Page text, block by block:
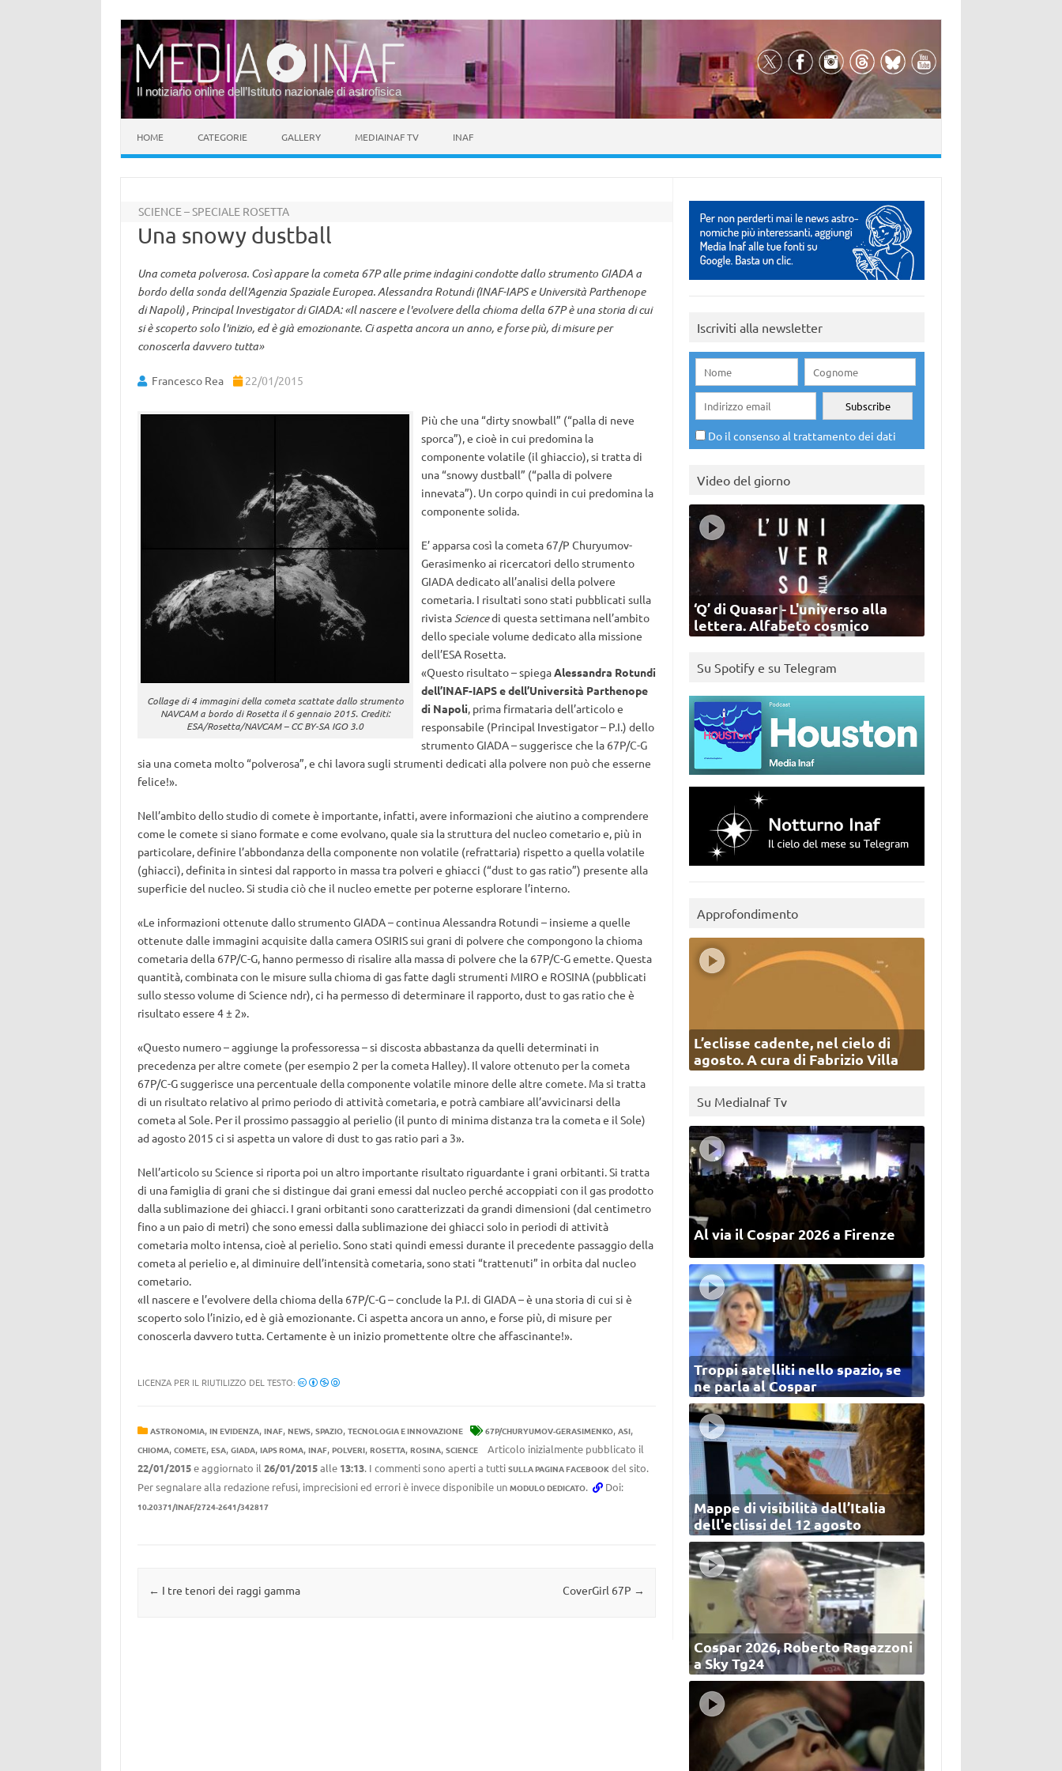
Il notiziario online dell’Istituto nazionale di astrofisica
HOME CATEGORIE GALLERY MEDIAINAF TV INAF
SCIENCE – SPECIALE ROSETTA
Una snowy dustball
Una cometa polverosa. Così appare la cometa 67P alle prime indagini condotte dallo strumento GIADA a
bordo della sonda dell'Agenzia Spaziale Europea. Alessandra Rotundi (INAF-IAPS e Università Parthenope
di Napoli) , Principal Investigator di GIADA: «Il nascere e l'evolvere della chioma della 67P è una storia di cui
si è scoperto solo l'inizio, ed è già emozionante. Ci aspetta ancora un anno, e forse più, di misure per
conoscerla davvero tutta»
Francesco Rea 22/01/2015
Collage di 4 immagini della cometa scattate dallo strumento
NAVCAM a bordo di Rosetta il 6 gennaio 2015. Crediti:
ESA/Rosetta/NAVCAM – CC BY-SA IGO 3.0
Più che una “dirty snowball” (“palla di neve
sporca”), e cioè in cui predomina la
componente volatile (il ghiaccio), si tratta di
una “snowy dustball” (“palla di polvere
innevata”). Un corpo quindi in cui predomina la
componente solida.
E’ apparsa così la cometa 67/P Churyumov-
Gerasimenko ai ricercatori dello strumento
GIADA dedicato all’analisi della polvere
cometaria. I risultati sono stati pubblicati sulla
rivistaSciencedi questa settimana nell’ambito
dello speciale volume dedicato alla missione
dell’ESA Rosetta.
«Questo risultato – spiegaAlessandra Rotundi
dell’INAF-IAPS e dell’Università Parthenope
di Napoli, prima firmataria dell’articolo e
responsabile (Principal Investigator – P.I.) dello
strumento GIADA – suggerisce che la 67P/C-G
sia una cometa molto “polverosa”, e chi lavora sugli strumenti dedicati alla polvere non può che esserne
felice!».
Nell’ambito dello studio di comete è importante, infatti, avere informazioni che aiutino a comprendere
come le comete si siano formate e come evolvano, quale sia la struttura del nucleo cometario e, più in
particolare, definire l’abbondanza della componente non volatile (refrattaria) rispetto a quella volatile
(ghiacci), definita in sintesi dal rapporto in massa tra polveri e ghiacci (“dust to gas ratio”) presente alla
superficie del nucleo. Si studia ciò che il nucleo emette per poterne esplorare l’interno.
«Le informazioni ottenute dallo strumento GIADA – continua Alessandra Rotundi – insieme a quelle
ottenute dalle immagini acquisite dalla camera OSIRIS sui grani di polvere che compongono la chioma
cometaria della 67P/C-G, hanno permesso di risalire alla massa di polvere che la 67P/C-G emette. Questa
quantità, combinata con le misure sulla chioma di gas fatte dagli strumenti MIRO e ROSINA (pubblicati
sullo stesso volume di Science ndr), ci ha permesso di determinare il rapporto, dust to gas ratio che è
risultato essere 4 ± 2».
«Questo numero – aggiunge la professoressa – si discosta abbastanza da quelli determinati in
precedenza per altre comete (per esempio 2 per la cometa Halley). Il valore ottenuto per la cometa
67P/C-G suggerisce una percentuale della componente volatile minore delle altre comete. Ma si tratta
di un risultato relativo al primo periodo di attività cometaria, e potrà cambiare all’avvicinarsi della
cometa al Sole. Per il prossimo passaggio al perielio (il punto di minima distanza tra la cometa e il Sole)
ad agosto 2015 ci si aspetta un valore di dust to gas ratio pari a 3».
Nell’articolo su Science si riporta poi un altro importante risultato riguardante i grani orbitanti. Si tratta
di una famiglia di grani che si distingue dai grani emessi dal nucleo perché accoppiati con il gas prodotto
dalla sublimazione dei ghiacci. I grani orbitanti sono caratterizzati da grandi dimensioni (dal centimetro
fino a un paio di metri) che sono emessi dalla sublimazione dei ghiacci solo in periodi di attività
cometaria molto intensa, cioè al perielio. Sono stati quindi emessi durante il precedente passaggio della
cometa al perielio e, al diminuire dell’intensità cometaria, sono stati “trattenuti” in orbita dal nucleo
cometario.
«Il nascere e l’evolvere della chioma della 67P/C-G – conclude la P.I. di GIADA – è una storia di cui si è
scoperto solo l’inizio, ed è già emozionante. Ci aspetta ancora un anno, e forse più, di misure per
conoscerla davvero tutta. Certamente è un inizio promettente oltre che affascinante!».
LICENZA PER IL RIUTILIZZO DEL TESTO:
ASTRONOMIA, IN EVIDENZA, INAF, NEWS, SPAZIO, TECNOLOGIA E INNOVAZIONE 67P/CHURYUMOV-GERASIMENKO, ASI,
CHIOMA, COMETE, ESA, GIADA, IAPS ROMA, INAF, POLVERI, ROSETTA, ROSINA, SCIENCE
Articolo inizialmente pubblicato il
22/01/2015e aggiornato il 26/01/2015alle 13:13. I commenti sono aperti a tutti SULLA PAGINA FACEBOOKdel sito.
Per segnalare alla redazione refusi, imprecisioni ed errori è invece disponibile un MODULO DEDICATO. Doi:
10.20371/INAF/2724-2641/342817
Navigazione articolo
← I tre tenori dei raggi gamma CoverGirl 67P →
Iscriviti alla newsletter
Do il consenso al trattamento dei dati
Video del giorno
‘Q’ di Quasar - L'universo alla
lettera. Alfabeto cosmico
Su Spotify e su Telegram
Approfondimento
L’eclisse cadente, nel cielo di
agosto. A cura di Fabrizio Villa
Su MediaInaf Tv
Al via il Cospar 2026 a Firenze
Troppi satelliti nello spazio, se
ne parla al Cospar
Mappe di visibilità dall’Italia
dell'eclissi del 12 agosto
Cospar 2026, Roberto Ragazzoni
a Sky Tg24